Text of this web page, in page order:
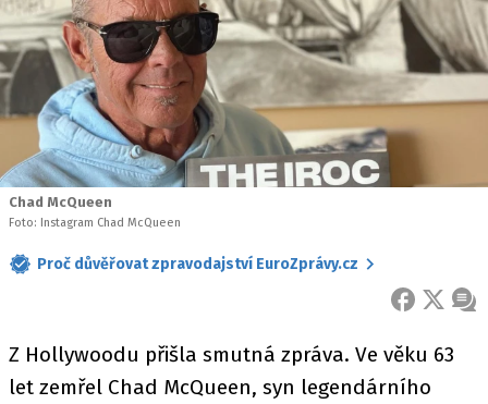
Chad McQueen
Foto: Instagram Chad McQueen
Proč důvěřovat zpravodajství EuroZprávy.cz
FACEBOOK
X
Z Hollywoodu přišla smutná zpráva. Ve věku 63
let zemřel Chad McQueen, syn legendárního